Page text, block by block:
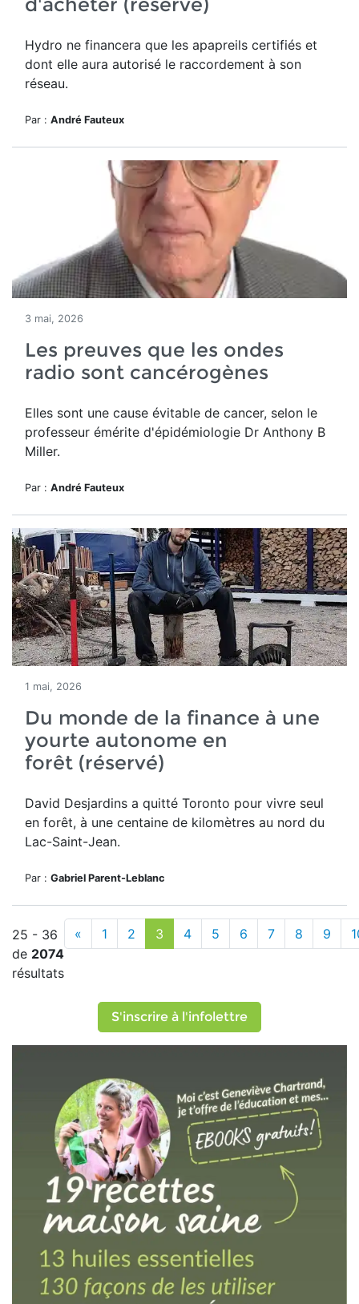
Hydro ne financera que les apapreils certifiés et
dont elle aura autorisé le raccordement à son
réseau.
Par : André Fauteux
3 mai, 2026
Les preuves que les ondes
radio sont cancérogènes
Elles sont une cause évitable de cancer, selon le
professeur émérite d'épidémiologie Dr Anthony B
Miller.
Par : André Fauteux
1 mai, 2026
Du monde de la finance à une
yourte autonome en
forêt (réservé)
David Desjardins a quitté Toronto pour vivre seul
en forêt, à une centaine de kilomètres au nord du
Lac-Saint-Jean.
Par : Gabriel Parent-Leblanc
25 - 36
de 2074
résultats
« 1 2 3 4 5 6 7 8 9
S'inscrire à l'infolettre